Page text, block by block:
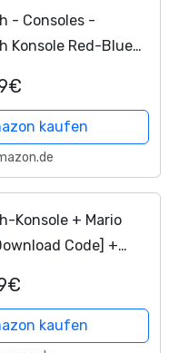
- Consoles -
Konsole Red-Blue
kaufen
Konsole + Mario
Code] +
kaufen